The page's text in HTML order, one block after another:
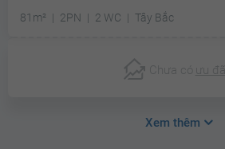
81m²
2PN 2 WC Tây Bắc
Chưa có ưu đãi
Xem thêm